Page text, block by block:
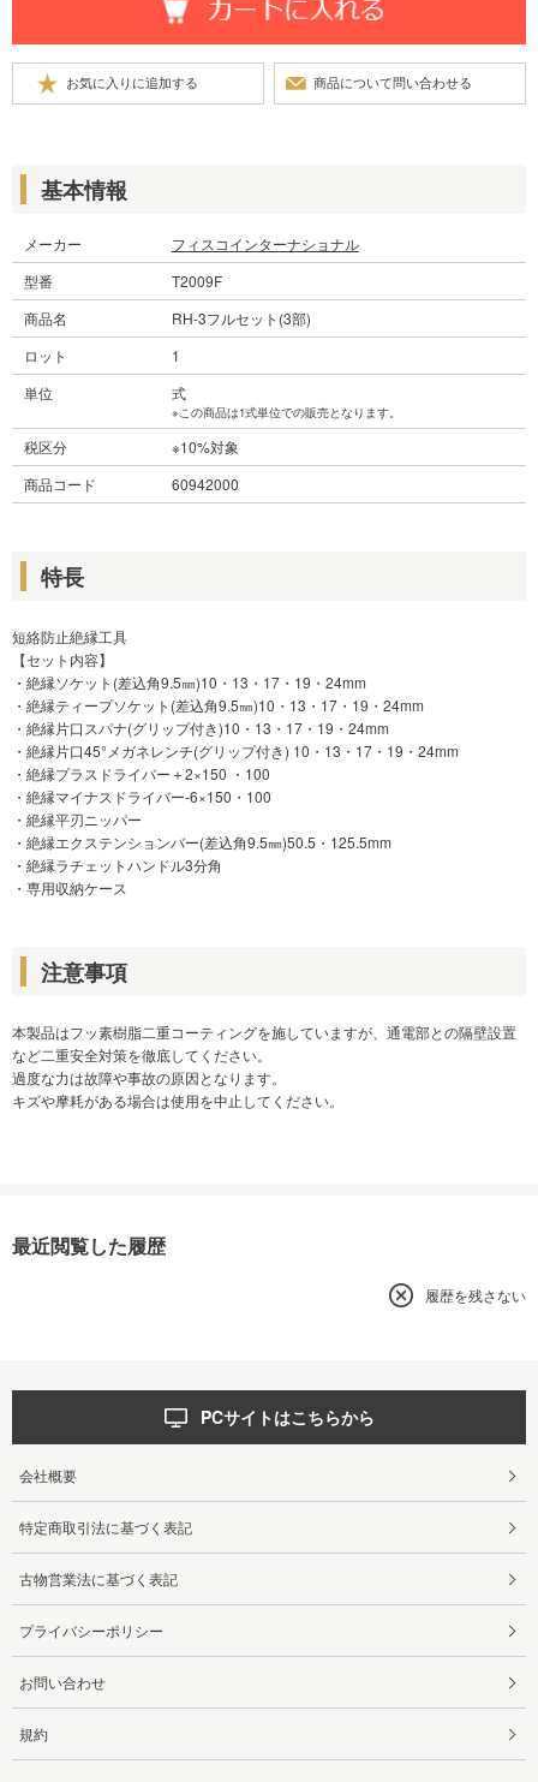
基本情報
メーカー
フィスコインターナショナル
型番
T2009F
商品名
RH-3フルセット(3部)
ロット
1
単位
式
※この商品は1式単位での販売となります。
税区分
※10%対象
商品コード
60942000
特長
短絡防止絶縁工具
【セット内容】
・絶縁ソケット(差込角9.5㎜)10・13・17・19・24mm
・絶縁ティープソケット(差込角9.5㎜)10・13・17・19・24mm
・絶縁片口スパナ(グリップ付き)10・13・17・19・24mm
・絶縁片口45°メガネレンチ(グリップ付き) 10・13・17・19・24mm
・絶縁プラスドライバー＋2×150 ・100
・絶縁マイナスドライバー-6×150・100
・絶縁平刃ニッパー
・絶縁エクステンションバー(差込角9.5㎜)50.5・125.5mm
・絶縁ラチェットハンドル3分角
・専用収納ケース
注意事項
本製品はフッ素樹脂二重コーティングを施していますが、通電部との隔壁設置
など二重安全対策を徹底してください。
過度な力は故障や事故の原因となります。
キズや摩耗がある場合は使用を中止してください。
最近閲覧した履歴
履歴を残さない
PCサイトはこちらから
会社概要
特定商取引法に基づく表記
古物営業法に基づく表記
プライバシーポリシー
お問い合わせ
規約